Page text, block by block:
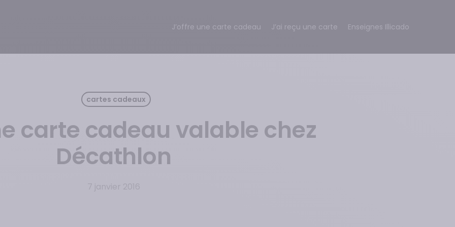
J’offre une carte cadeau J’ai reçu une carte Enseignes Illicado
cartes cadeaux
carte cadeau valable chez
Décathlon
7 janvier 2016